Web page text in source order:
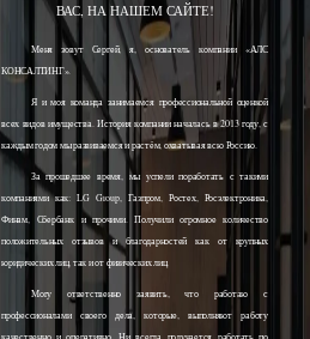
ВАС, НА НАШЕМ САЙТЕ!
Меня зовут Сергей, я, основатель компании «АЛС
КОНСАЛТИНГ».
Я и моя команда занимаемся профессиональной оценкой
всех видов имущества. История компании началась в 2013 году, с
каждым годом мы развиваемся и растём, охватывая всю Россию.
За прошедшее время, мы успели поработать с такими
компаниями как: LG Group, Газпром, Ростех, Росэлектроника,
Финам, Сбербанк и прочими. Получили огромное количество
положительных отзывов и благодарностей как от крупных
юридических лиц, так и от физических лиц.
Могу ответственно заявить, что работаю с
профессионалами своего дела, которые, выполняют работу